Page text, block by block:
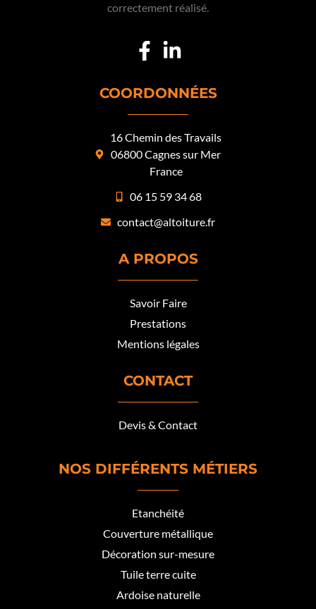
correctement réalisé.
COORDONNÉES
16 Chemin des Travails
06800 Cagnes sur Mer
France
06 15 59 34 68
contact@altoiture.fr
A PROPOS
Savoir Faire
Prestations
Mentions légales
CONTACT
Devis & Contact
NOS DIFFÉRENTS MÉTIERS
Etanchéité
Couverture métallique
Décoration sur-mesure
Tuile terre cuite
Ardoise naturelle